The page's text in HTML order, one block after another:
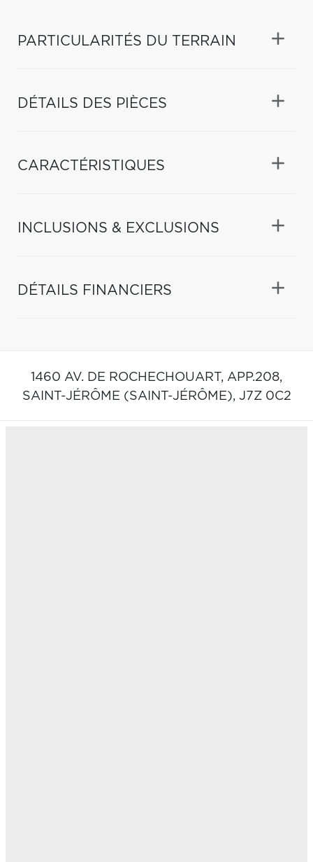
PARTICULARITÉS DU TERRAIN
DÉTAILS DES PIÈCES
CARACTÉRISTIQUES
INCLUSIONS & EXCLUSIONS
DÉTAILS FINANCIERS
1460 AV. DE ROCHECHOUART, APP.208,
SAINT-JÉRÔME (SAINT-JÉRÔME), J7Z 0C2